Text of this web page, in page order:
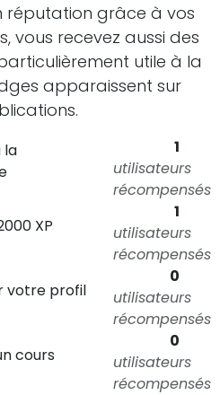
réputation grâce à vos
vous recevez aussi des
utile à la
apparaissent sur
la
1
utilisateurs
récompensés
XP
1
utilisateurs
récompensés
votre profil
0
utilisateurs
récompensés
cours
0
utilisateurs
récompensés